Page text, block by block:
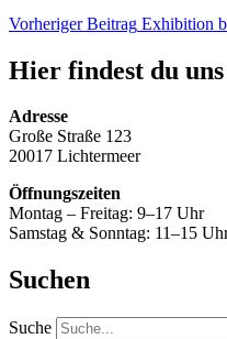
Vorheriger Beitrag Exhibition
Hier findest du uns
Adresse
Große Straße 123
20017 Lichtermeer
Öffnungszeiten
Montag – Freitag: 9–17 Uhr
Samstag & Sonntag: 11–15
Suchen
Suche